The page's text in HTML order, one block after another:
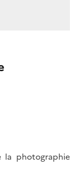
photographie